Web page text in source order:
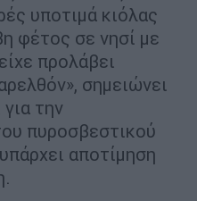
υποτιμά κιόλας
φέτος σε νησί με
προλάβει
σημειώνει
την
πυροσβεστικού
αποτίμηση